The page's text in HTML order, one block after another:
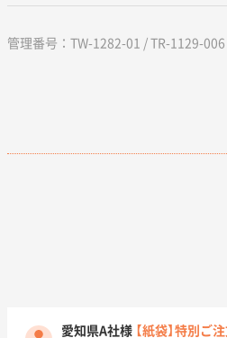
管理番号：TW-1282-01 / TR-1129-006
愛知県A社様 【紙袋】特別ご